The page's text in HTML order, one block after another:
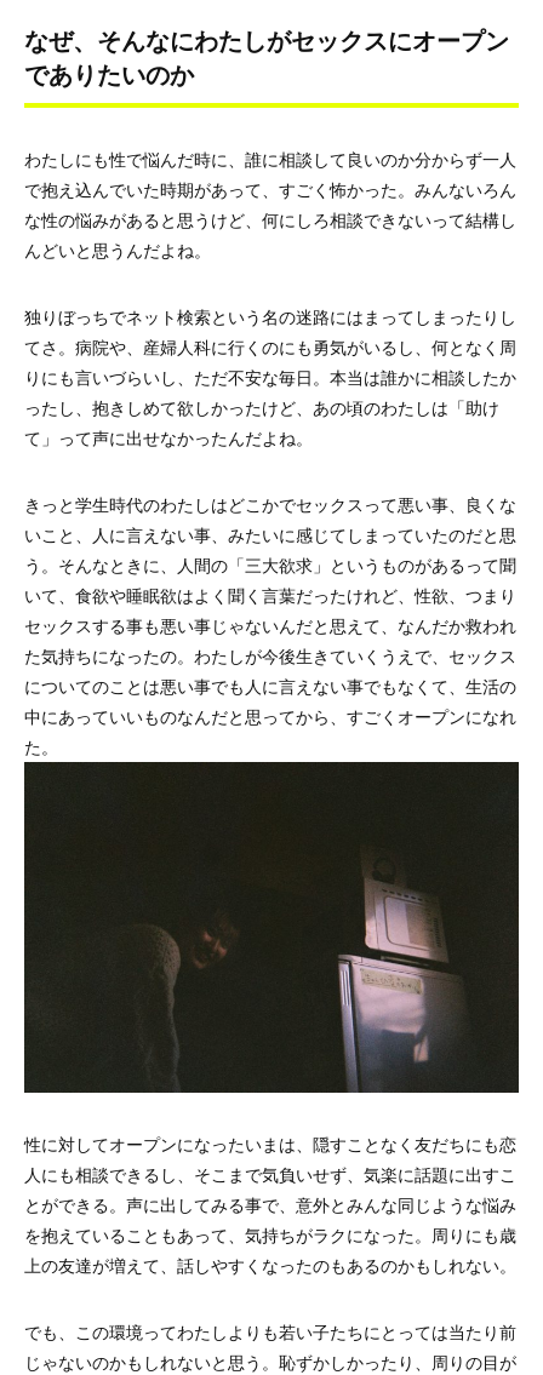
なぜ、そんなにわたしがセックスにオープン
でありたいのか
わたしにも性で悩んだ時に、誰に相談して良いのか分からず一人
で抱え込んでいた時期があって、すごく怖かった。みんないろん
な性の悩みがあると思うけど、何にしろ相談できないって結構し
んどいと思うんだよね。
独りぼっちでネット検索という名の迷路にはまってしまったりし
てさ。病院や、産婦人科に行くのにも勇気がいるし、何となく周
りにも言いづらいし、ただ不安な毎日。本当は誰かに相談したか
ったし、抱きしめて欲しかったけど、あの頃のわたしは「助け
て」って声に出せなかったんだよね。
きっと学生時代のわたしはどこかでセックスって悪い事、良くな
いこと、人に言えない事、みたいに感じてしまっていたのだと思
う。そんなときに、人間の「三大欲求」というものがあるって聞
いて、食欲や睡眠欲はよく聞く言葉だったけれど、性欲、つまり
セックスする事も悪い事じゃないんだと思えて、なんだか救われ
た気持ちになったの。わたしが今後生きていくうえで、セックス
についてのことは悪い事でも人に言えない事でもなくて、生活の
中にあっていいものなんだと思ってから、すごくオープンになれ
た。
性に対してオープンになったいまは、隠すことなく友だちにも恋
人にも相談できるし、そこまで気負いせず、気楽に話題に出すこ
とができる。声に出してみる事で、意外とみんな同じような悩み
を抱えていることもあって、気持ちがラクになった。周りにも歳
上の友達が増えて、話しやすくなったのもあるのかもしれない。
でも、この環境ってわたしよりも若い子たちにとっては当たり前
じゃないのかもしれないと思う。恥ずかしかったり、周りの目が